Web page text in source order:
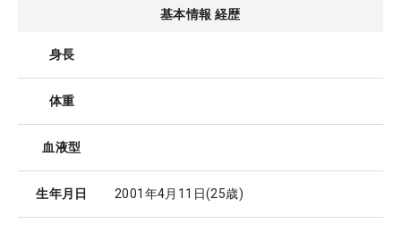
基本情報 経歴
身長
体重
血液型
生年月日 2001年4月11日(25歳)